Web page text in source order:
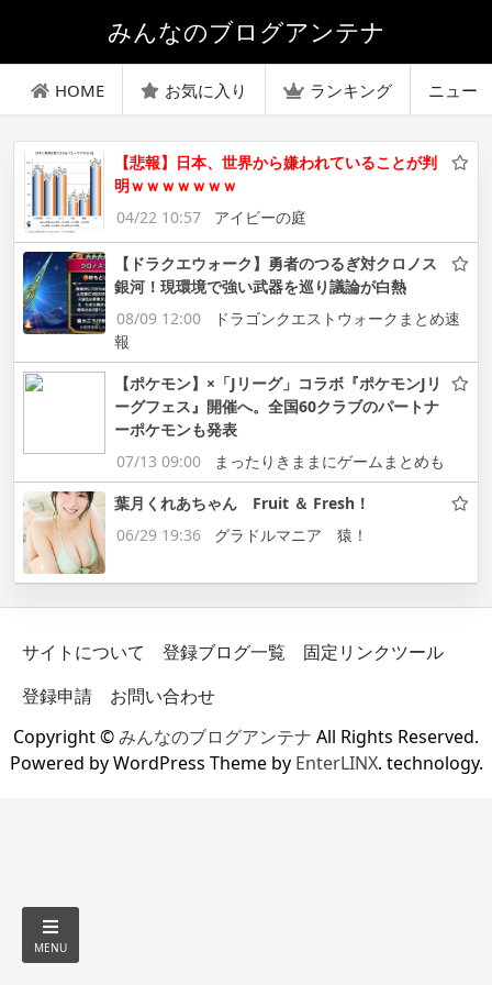
みんなのブログアンテナ
HOME お気に入り ランキング ニュー
【悲報】日本、世界から嫌われていることが判
明ｗｗｗｗｗｗｗ
04/22 10:57
アイビーの庭
【ドラクエウォーク】勇者のつるぎ対クロノス
銀河！現環境で強い武器を巡り議論が白熱
08/09 12:00
ドラゴンクエストウォークまとめ速
報
【ポケモン】×「Jリーグ」コラボ『ポケモンJリ
ーグフェス』開催へ。全国60クラブのパートナ
ーポケモンも発表
07/13 09:00
まったりきままにゲームまとめも
葉月くれあちゃん Fruit ＆ Fresh！
06/29 19:36
グラドルマニア 猿！
サイトについて 登録ブログ一覧
固定リンクツール
登録申請
お問い合わせ
Copyright ©みんなのブログアンテナ All Rights Reserved.
Powered by WordPress Theme by EnterLINX. technology.
MENU